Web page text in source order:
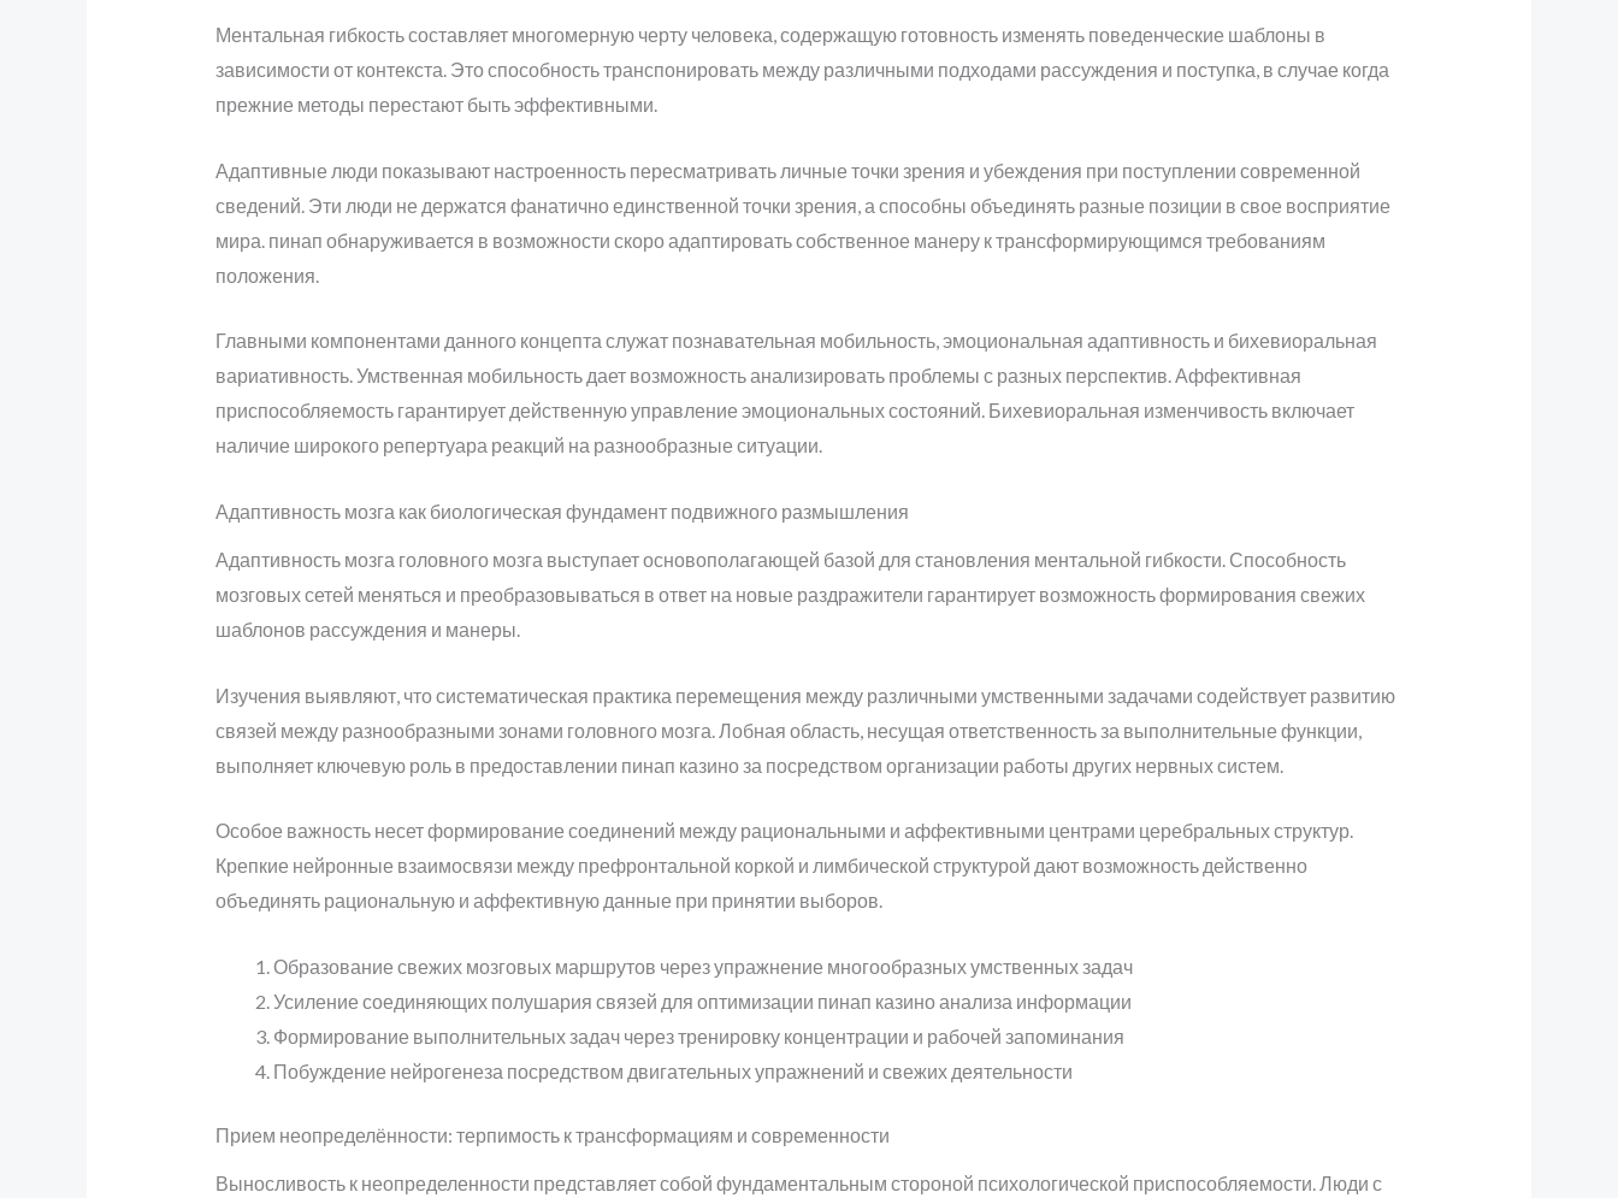
Ментальная гибкость составляет многомерную черту человека, содержащую готовность изменять поведенческие шаблоны в
зависимости от контекста. Это способность транспонировать между различными подходами рассуждения и поступка, в случае когда
прежние методы перестают быть эффективными.
Адаптивные люди показывают настроенность пересматривать личные точки зрения и убеждения при поступлении современной
сведений. Эти люди не держатся фанатично единственной точки зрения, а способны объединять разные позиции в свое восприятие
мира. пинап обнаруживается в возможности скоро адаптировать собственное манеру к трансформирующимся требованиям
положения.
Главными компонентами данного концепта служат познавательная мобильность, эмоциональная адаптивность и бихевиоральная
вариативность. Умственная мобильность дает возможность анализировать проблемы с разных перспектив. Аффективная
приспособляемость гарантирует действенную управление эмоциональных состояний. Бихевиоральная изменчивость включает
наличие широкого репертуара реакций на разнообразные ситуации.
Адаптивность мозга как биологическая фундамент подвижного размышления
Адаптивность мозга головного мозга выступает основополагающей базой для становления ментальной гибкости. Способность
мозговых сетей меняться и преобразовываться в ответ на новые раздражители гарантирует возможность формирования свежих
шаблонов рассуждения и манеры.
Изучения выявляют, что систематическая практика перемещения между различными умственными задачами содействует развитию
связей между разнообразными зонами головного мозга. Лобная область, несущая ответственность за выполнительные функции,
выполняет ключевую роль в предоставлении пинап казино за посредством организации работы других нервных систем.
Особое важность несет формирование соединений между рациональными и аффективными центрами церебральных структур.
Крепкие нейронные взаимосвязи между префронтальной коркой и лимбической структурой дают возможность действенно
объединять рациональную и аффективную данные при принятии выборов.
Образование свежих мозговых маршрутов через упражнение многообразных умственных задач
Усиление соединяющих полушария связей для оптимизации пинап казино анализа информации
Формирование выполнительных задач через тренировку концентрации и рабочей запоминания
Побуждение нейрогенеза посредством двигательных упражнений и свежих деятельности
Прием неопределённости: терпимость к трансформациям и современности
Выносливость к неопределенности представляет собой фундаментальным стороной психологической приспособляемости. Люди с